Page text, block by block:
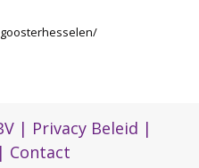
| Privacy Beleid |
| Contact